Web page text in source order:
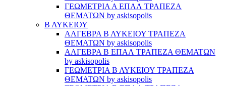
ΓΕΩΜΕΤΡΙΑ Α ΕΠΑΛ ΤΡΑΠΕΖΑ
ΘΕΜΑΤΩΝ by askisopolis
Β ΛΥΚΕΙΟΥ
ΑΛΓΕΒΡΑ Β ΛΥΚΕΙΟΥ ΤΡΑΠΕΖΑ
ΘΕΜΑΤΩΝ by askisopolis
ΑΛΓΕΒΡΑ Β ΕΠΑΛ ΤΡΑΠΕΖΑ ΘΕΜΑΤΩΝ
by askisopolis
ΓΕΩΜΕΤΡΙΑ Β ΛΥΚΕΙΟΥ ΤΡΑΠΕΖΑ
ΘΕΜΑΤΩΝ by askisopolis